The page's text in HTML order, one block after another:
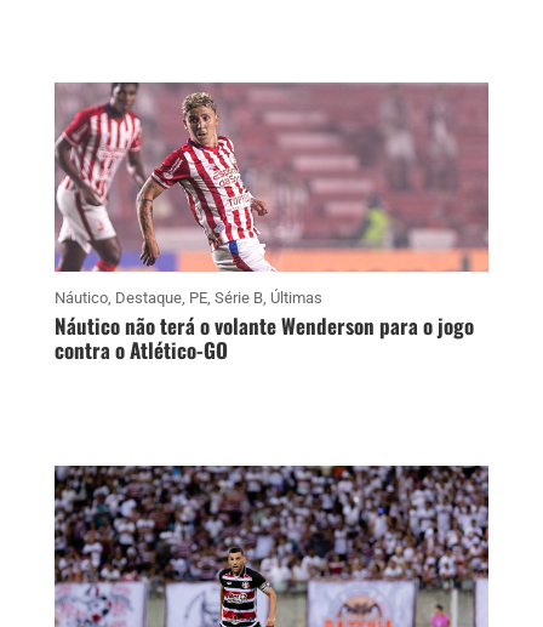
Náutico, Destaque, PE, Série B, Últimas
Náutico não terá o volante Wenderson para o jogo
contra o Atlético-GO